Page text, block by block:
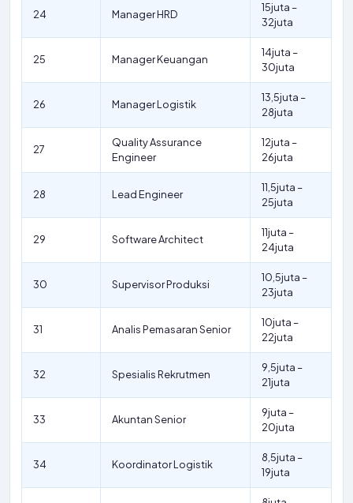
24 Manager HRD
15juta –
32juta
25 Manager Keuangan
14juta –
30juta
26 Manager Logistik
13,5juta –
28juta
27
Quality Assurance
Engineer
12juta –
26juta
28 Lead Engineer
11,5juta –
25juta
29 Software Architect
11juta –
24juta
30 Supervisor Produksi
10,5juta –
23juta
31 Analis Pemasaran Senior
10juta –
22juta
32 Spesialis Rekrutmen
9,5juta –
21juta
33 Akuntan Senior
9juta –
20juta
34 Koordinator Logistik
8,5juta –
19juta